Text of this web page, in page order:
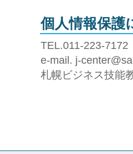
個人情報保護
TEL.011-223-
e-mail. j-
札幌ビジネス技能